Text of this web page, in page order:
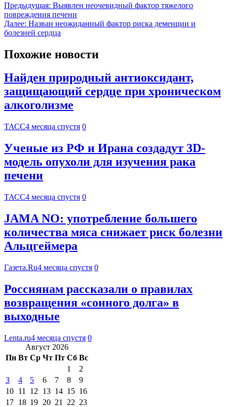
Предыдущая: Выявлен неочевидный фактор тяжелого
повреждения печени
Далее: Назван неожиданный фактор риска деменции и
болезней сердца
Похожие новости
Найден природный антиоксидант,
защищающий сердце при хроническом
алкоголизме
ТАСС4 месяца спустя 0
Ученые из РФ и Ирана создадут 3D-
модель опухоли для изучения рака
печени
ТАСС4 месяца спустя 0
JAMA NO: употребление большего
количества мяса снижает риск болезни
Альцгеймера
Газета.Ru4 месяца спустя 0
Россиянам рассказали о правилах
возвращения «сонного долга» в
выходные
Lenta.ru4 месяца спустя 0
Август 2026
Пн Вт Ср Чт Пт Сб Вс
1
2
3
4 5 6 7 8
9
10 11 12 13 14 15 16
17 18 19 20 21 22 23